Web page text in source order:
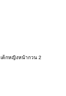
เด็กหญิงหน้ากวน 2